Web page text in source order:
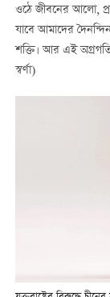
ওঠে জীবনের আলো,
যাবে আমাদের
শক্তি। আর এই
স্বর্ণা)